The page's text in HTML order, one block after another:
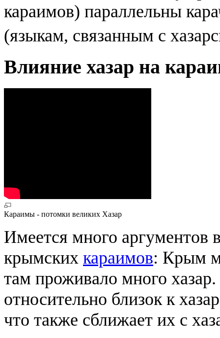
караимов) параллельны
(языкам, связанным с
Влияние хазар на
Караимы - потомки великих Хазар
Имеется много аргументов
крымских караимов: Крым
там проживало много
относительно близок к
что также сближает их с